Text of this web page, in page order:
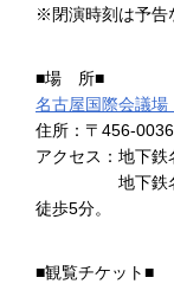
※閉演時刻は予告
■場 所■
名古屋国際会議
住所：〒456-
アクセス：地下
地下鉄名港線
徒歩5分。
■観覧チケット■